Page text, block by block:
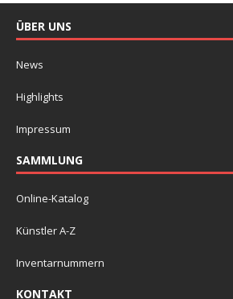
ÜBER UNS
News
Highlights
Impressum
SAMMLUNG
Online-Katalog
Künstler A-Z
Inventarnummern
KONTAKT